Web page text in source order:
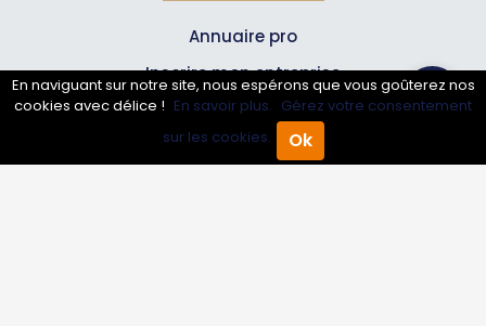
Annuaire Pro Agenda
Annuaire pro
Inscrire mon entreprise
Les Abonnements Pros
En naviguant sur notre site, nous espérons que vous goûterez nos
cookies avec délice ! En savoir plus. Gérez votre consentement
sur les cookies.
Ok